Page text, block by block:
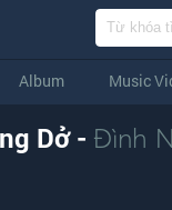
Album Music
Dở - Đình